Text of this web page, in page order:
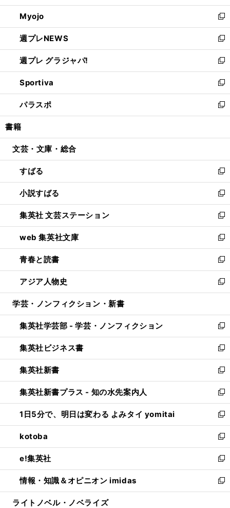
開
く
ウ
で
開
く
ン
ド
ウ
で
開
く
ウ
ィ
ン
ド
ウ
で
開
く
Myojo
新
し
い
ウ
ィ
ン
ド
ウ
で
開
週プレNEWS
新
し
い
ウ
ィ
ン
ド
ウ
開
週プレ グラジャパ!
新
し
い
ウ
ィ
ン
ウ
開
く
Sportiva
新
し
い
ウ
ン
ウ
で
開
く
パラスポ
新
し
ウ
ン
ド
ウ
で
開
く
書籍
文芸・文庫・総合
すばる
新
し
い
ウ
ィ
ン
ド
ウ
で
開
く
小説すばる
新
し
い
ウ
ィ
ン
ド
ウ
で
開
集英社 文芸ステーション
新
し
い
ウ
ィ
ン
ド
ウ
開
く
web 集英社文庫
新
し
い
ウ
ィ
ン
ウ
で
開
く
青春と読書
新
し
い
ウ
ン
ド
ウ
で
開
く
アジア人物史
新
し
ウ
ィ
ン
ド
ウ
で
開
く
学芸・ノンフィクション・新書
集英社学芸部 - 学芸・ノンフィクション
新
し
い
ウ
ィ
ン
ド
ウ
で
開
く
集英社ビジネス書
新
し
い
ウ
ィ
ン
ド
ウ
で
開
く
集英社新書
新
し
い
ウ
ィ
ン
ド
ウ
で
開
く
集英社新書プラス - 知の水先案内人
新
し
い
ウ
ィ
ン
ド
ウ
で
開
1日5分で、明日は変わる よみタイ yomitai
新
し
い
ウ
ィ
ン
ド
ウ
kotoba
新
し
い
ウ
ィ
ン
e!集英社
新
し
い
ウ
情報・知識＆オピニオン imidas
新
し
ライトノベル・ノベライズ